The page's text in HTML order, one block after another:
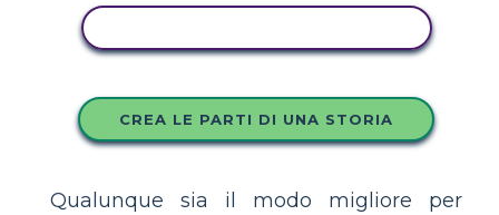
CREA LE PARTI DI UNA STORIA
Qualunque sia il modo migliore per